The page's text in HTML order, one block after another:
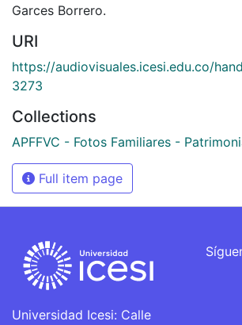
Garces Borrero.
URI
https://audiovisuales.icesi.edu.co/
3273
Collections
APFFVC - Fotos Familiares -
Full item page
Universidad Icesi: Calle